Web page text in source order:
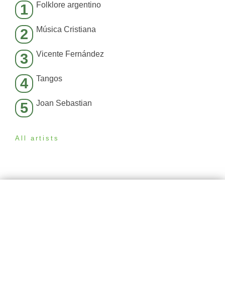
1 Folklore argentino
2 Música Cristiana
3 Vicente Fernández
4 Tangos
5 Joan Sebastian
All artists